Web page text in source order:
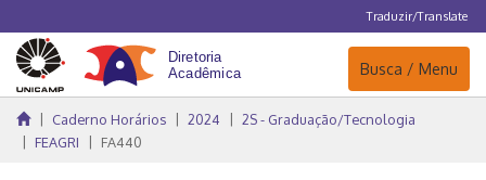
Traduzir/Translate
Navegação
Busca / Menu
Caderno Horários 2024
2S - Graduação/Tecnologia
FEAGRI
FA440